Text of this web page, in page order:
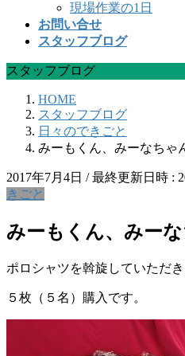
現場作業の1日
お問い合せ
スタッフブログ
スタッフブログ
HOME
スタッフブログ
日々のできごと
みーもくん、みーなちゃ
2017年7月4日 / 最終更新日時 :
きごと
みーもくん、みー
ポロシャツを斡旋していただき
５枚（５名）購入です。